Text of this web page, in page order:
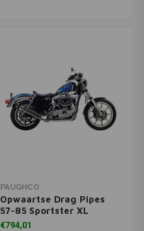
PAUGHCO
Opwaartse Drag Pipes
57-85 Sportster XL
€794,01